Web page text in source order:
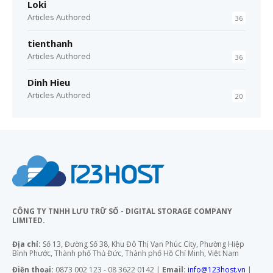
Loki
Articles Authored 36
tienthanh
Articles Authored 36
Dinh Hieu
Articles Authored 20
CÔNG TY TNHH LƯU TRỮ SỐ - DIGITAL STORAGE COMPANY
LIMITED.
Địa chỉ: Số 13, Đường Số 38, Khu Đô Thị Vạn Phúc City, Phường Hiệp
Bình Phước, Thành phố Thủ Đức, Thành phố Hồ Chí Minh, Việt Nam
Điện thoại: 0873 002 123 - 08 3622 0142 | Email: info@123host.vn |